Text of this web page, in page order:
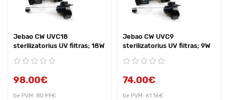
Jebao CW UVC18
sterilizatorius UV filtras; 18W
98.00€
be PVM: 80.99€
Jebao CW UVC9
sterilizatorius UV filtras; 9W
74.00€
be PVM: 61.16€